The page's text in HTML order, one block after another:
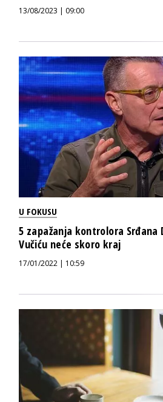
13/08/2023 | 09:00
U FOKUSU
5 zapažanja kontrolora
Vučiću neće skoro kraj
17/01/2022 | 10:59